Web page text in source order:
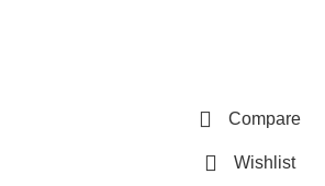
Compare
Wishlist